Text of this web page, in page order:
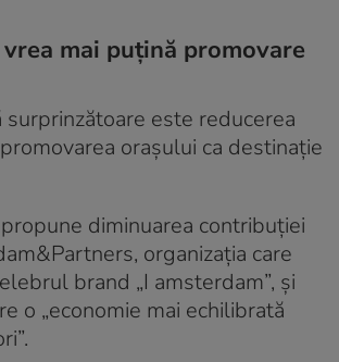
mai puțină promovare
surprinzătoare este reducerea
orașului ca destinație
diminuarea contribuției
organizația care
brand „I amsterdam”, și
o „economie mai echilibrată